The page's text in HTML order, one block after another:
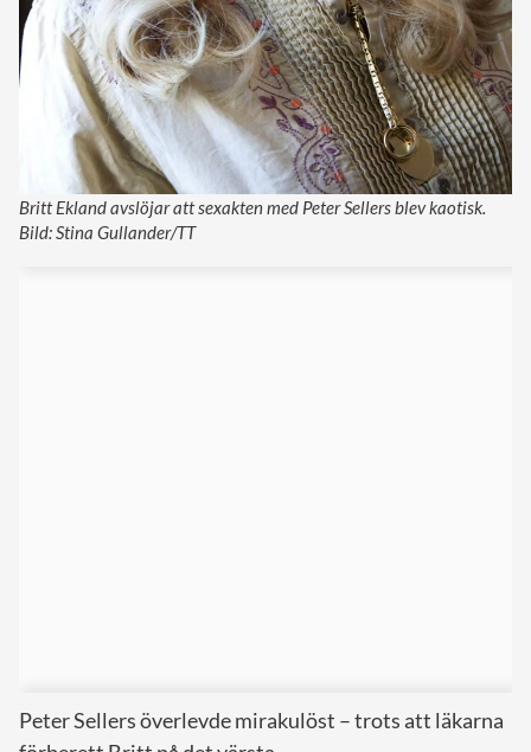
Britt Ekland avslöjar att sexakten med Peter Sellers blev kaotisk.
Bild: Stina Gullander/TT
Peter Sellers överlevde mirakulöst – trots att läkarna